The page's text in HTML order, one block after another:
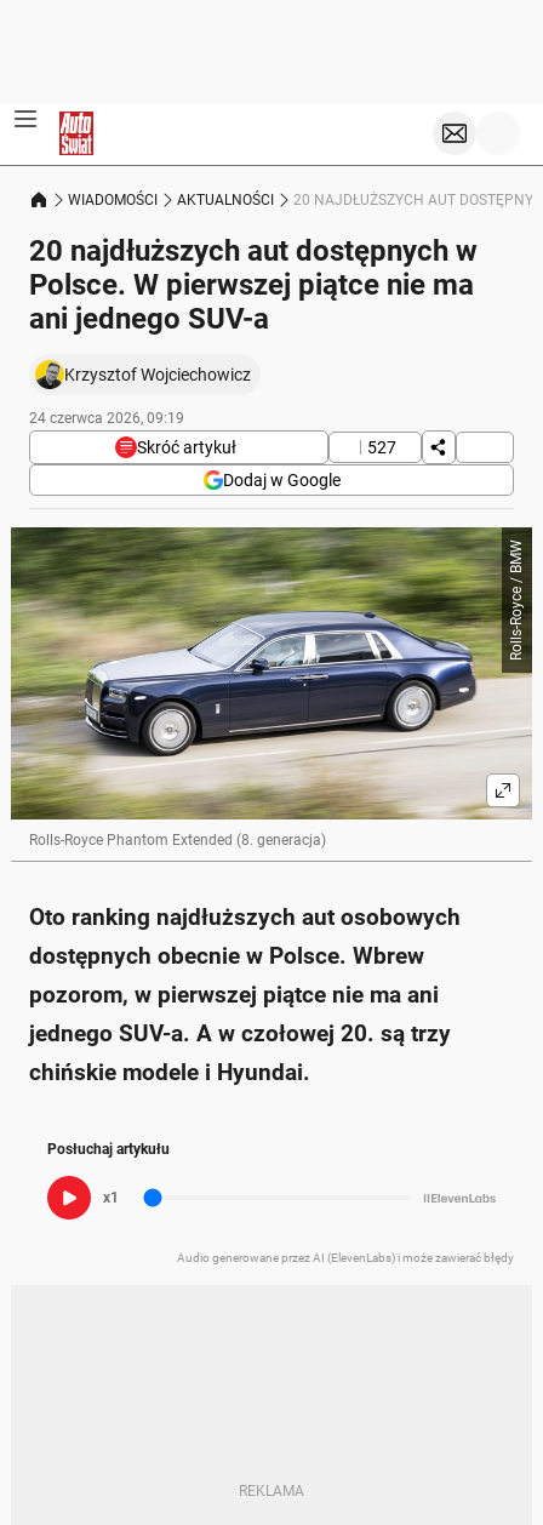
WIADOMOŚCI AKTUALNOŚCI 20 NAJDŁUŻSZYCH AUT
20 najdłuższych aut dostępnych w
Polsce. W pierwszej piątce nie ma
ani jednego SUV-a
Krzysztof Wojciechowicz
24 czerwca 2026, 09:19
Skróć artykuł
527
Dodaj w Google
Poniżej streszczenie artykułu:
Skrót przygotowany przez Onet Czat z AI, może zawierać błędy.
Ranking najdłuższych aut osobowych dostępnych w
Polsce, w którym pierwsze miejsca zajmują modele
Rolls-Royce’a.
Najdłuższe auto to Rolls-Royce Phantom Extended o
długości 598,2 cm.
Wśród pierwszej dwudziestki nie ma ani jednego SUV-
a, a większość samochodów to modele premium.
W zestawieniu znalazły się także trzy chińskie
samochody i jeden Hyundai.
W 2025 roku Rolls-Royce zwiększył swoje sprzedaże
Zapytaj o więcej Onet Czat z AI
Rolls-Royce / BMW
Rolls-Royce Phantom Extended (8. generacja)
Oto ranking najdłuższych aut osobowych
dostępnych obecnie w Polsce. Wbrew
pozorom, w pierwszej piątce nie ma ani
jednego SUV-a. A w czołowej 20. są trzy
chińskie modele i Hyundai.
Posłuchaj artykułu
x1
Audio generowane przez AI (ElevenLabs) i może zawierać błędy